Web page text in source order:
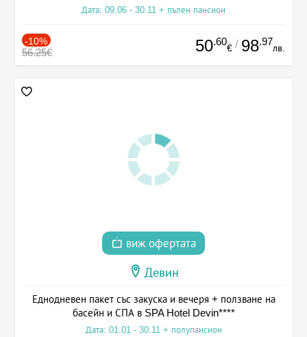
Дата: 09.06 - 30.11 + пълен пансион
-10%
56.25€ 50.60
€ / 98.97
лв.
виж офертата
Девин
Еднодневен пакет със закуска и вечеря + ползване на
басейн и СПА в SPA Hotel Devin****
Дата: 01.01 - 30.11 + полупансион